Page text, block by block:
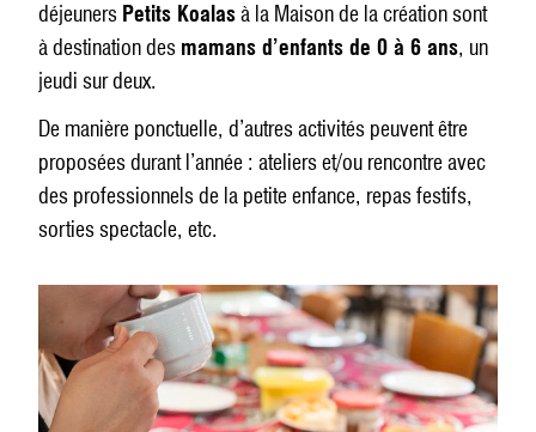
déjeuners Petits Koalasà la Maison de la création sont
à destination des mamans d’enfants de 0 à 6 ans, un
jeudi sur deux.
De manière ponctuelle, d’autres activités peuvent être
proposées durant l’année : ateliers et/ou rencontre avec
des professionnels de la petite enfance, repas festifs,
sorties spectacle, etc.